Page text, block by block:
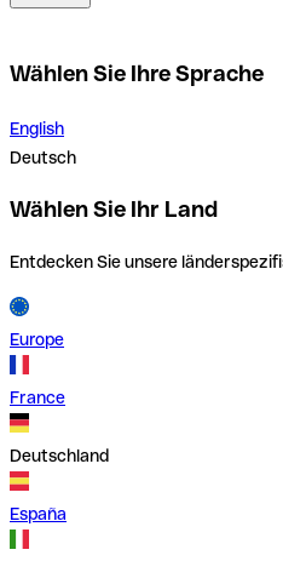
Wählen Sie Ihre Sprache
English
Deutsch
Wählen Sie Ihr Land
Entdecken Sie unsere
Europe
France
Deutschland
España